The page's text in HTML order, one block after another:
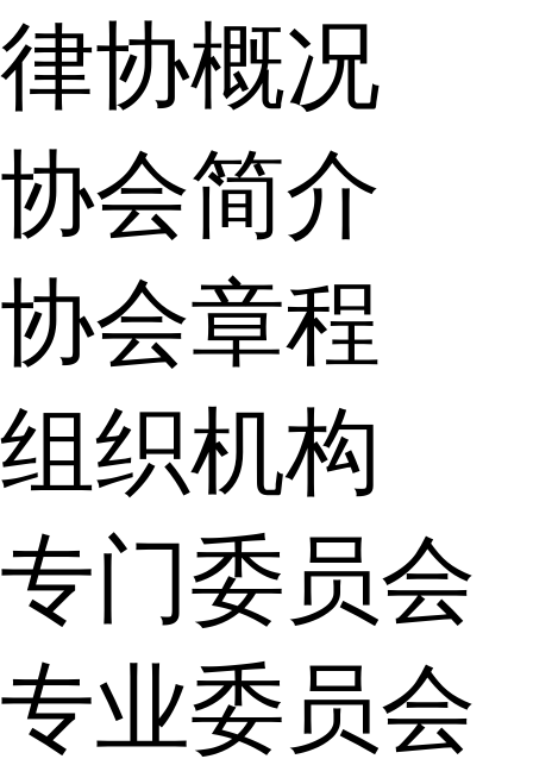
律协概况
协会简介
协会章程
组织机构
专门委员会
专业委员会